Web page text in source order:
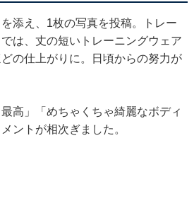
添え、1枚の写真を投稿。トレー
は、丈の短いトレーニングウェア
の仕上がりに。日頃からの努力が
高」「めちゃくちゃ綺麗なボディ
ントが相次ぎました。